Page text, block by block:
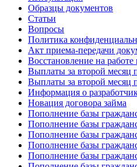
Образцы документов
Статьи
Вопросы
Политика
Акт приема-передачи
Восстановление на
Выплаты за второй месяц
Выплаты за второй месяц
Информация о
Новация договора займа
Пополнение базы
Пополнение базы
Пополнение базы
Пополнение базы
Пополнение базы